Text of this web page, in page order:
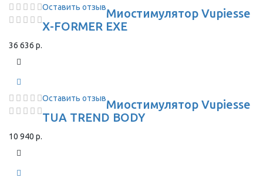
Оставить отзывМиостимулятор Vupiesse
X-FORMER EXE
36 636 р.
Оставить отзывМиостимулятор Vupiesse
TUA TREND BODY
10 940 р.